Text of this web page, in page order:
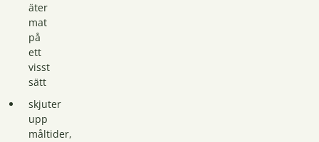
äter
mat
på
ett
visst
sätt
skjuter
upp
måltider,